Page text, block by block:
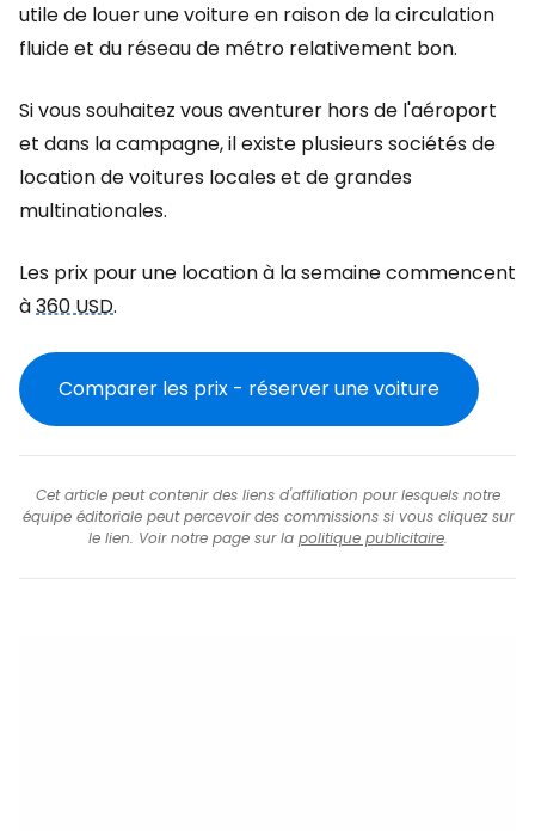
utile de louer une voiture en raison de la circulation
fluide et du réseau de métro relativement bon.
Si vous souhaitez vous aventurer hors de l'aéroport
et dans la campagne, il existe plusieurs sociétés de
location de voitures locales et de grandes
multinationales.
Les prix pour une location à la semaine commencent
à360 USD.
Comparer les prix - réserver une voiture
Cet article peut contenir des liens d'affiliation pour lesquels notre
équipe éditoriale peut percevoir des commissions si vous cliquez sur
le lien. Voir notre page sur la politique publicitaire.